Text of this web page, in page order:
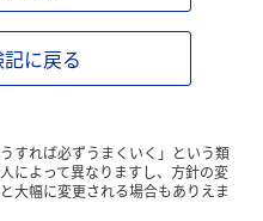
に戻る
すれば必ずうまくいく」という類
によって異なりますし、方針の変
大幅に変更される場合もありえま